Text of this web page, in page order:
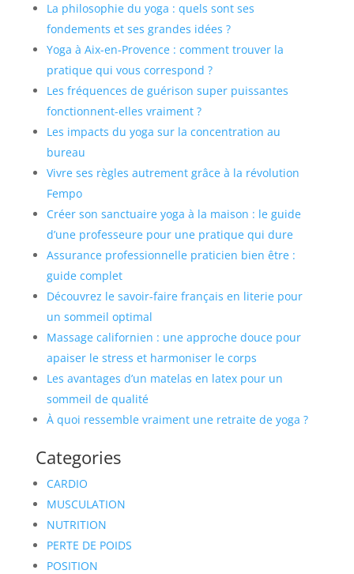
La philosophie du yoga : quels sont ses
fondements et ses grandes idées ?
Yoga à Aix-en-Provence : comment trouver la
pratique qui vous correspond ?
Les fréquences de guérison super puissantes
fonctionnent-elles vraiment ?
Les impacts du yoga sur la concentration au
bureau
Vivre ses règles autrement grâce à la révolution
Fempo
Créer son sanctuaire yoga à la maison : le guide
d’une professeure pour une pratique qui dure
Assurance professionnelle praticien bien être :
guide complet
Découvrez le savoir-faire français en literie pour
un sommeil optimal
Massage californien : une approche douce pour
apaiser le stress et harmoniser le corps
Les avantages d’un matelas en latex pour un
sommeil de qualité
À quoi ressemble vraiment une retraite de yoga ?
Categories
CARDIO
MUSCULATION
NUTRITION
PERTE DE POIDS
POSITION